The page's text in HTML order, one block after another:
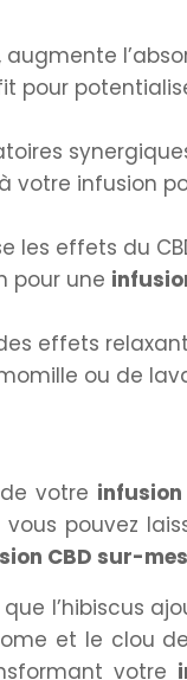
augmente
pour
votre infusion
les effets du
pour une
effets
ou de
votre infusion
pouvez
CBD sur-
l’hibiscus
et le clou
votre